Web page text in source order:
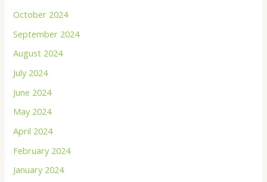
October 2024
September 2024
August 2024
July 2024
June 2024
May 2024
April 2024
February 2024
January 2024